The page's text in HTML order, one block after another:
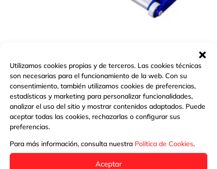
Utilizamos cookies propias y de terceros. Las cookies técnicas
son necesarias para el funcionamiento de la web. Con su
consentimiento, también utilizamos cookies de preferencias,
estadísticas y marketing para personalizar funcionalidades,
analizar el uso del sitio y mostrar contenidos adaptados. Puede
aceptar todas las cookies, rechazarlas o configurar sus
preferencias.
Para más información, consulta nuestra Política de Cookies.
Aceptar
LIMPIAFONDOS METÁLICO, PQS
Más información